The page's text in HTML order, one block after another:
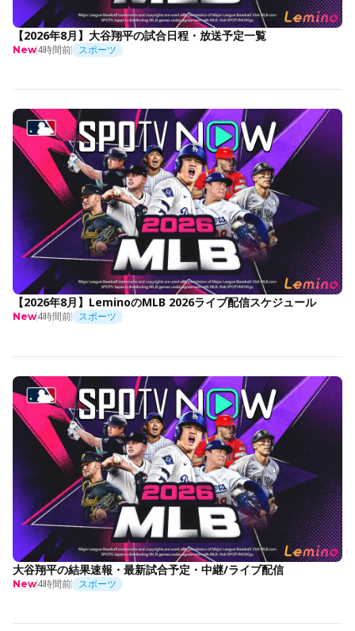
【2026年8月】大谷翔平の試合日程・放送予定一覧
New4時間前 スポーツ
【2026年8月】LeminoのMLB 2026ライブ配信スケジュール
New4時間前 スポーツ
大谷翔平の結果速報・最新試合予定・中継/ライブ配信
New4時間前 スポーツ